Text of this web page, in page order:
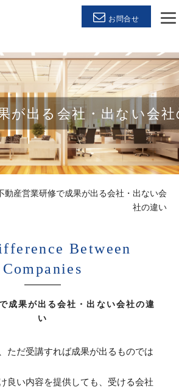
お問合せ
が出る会社・出ない会
産営業研修で成果が出る会社・出ない会
社の違い
Between
Companies
成果が出る会社・出ない会社の違
い
ただ受講すれば成果が出るものでは
良い内容を提供しても、受ける会社